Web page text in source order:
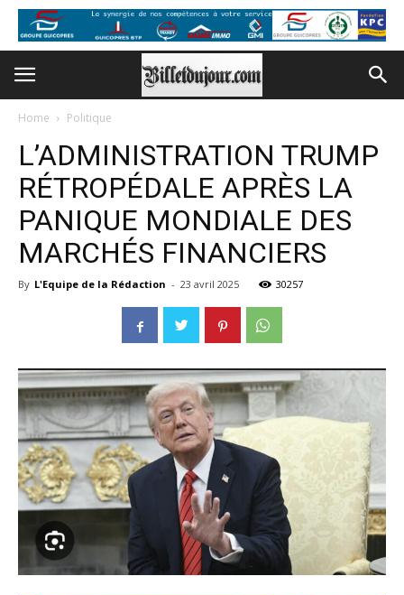
Home Politique
L’ADMINISTRATION TRUMP
RÉTROPÉDALE APRÈS LA
PANIQUE MONDIALE DES
MARCHÉS FINANCIERS
By L'Equipe de la Rédaction - 23 avril 2025 30257